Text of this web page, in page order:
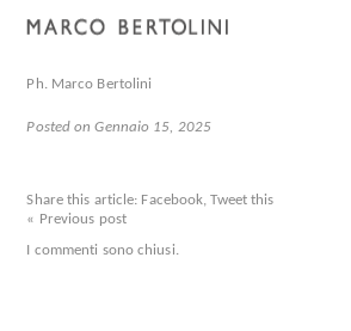
Ph. Marco Bertolini
Posted on Gennaio 15, 2025
Share this article: Facebook,Tweet this
« Previous post
I commenti sono chiusi.